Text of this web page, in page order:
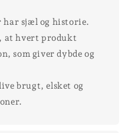
har sjæl og historie.
at hvert produkt
som giver dybde og
brugt, elsket og